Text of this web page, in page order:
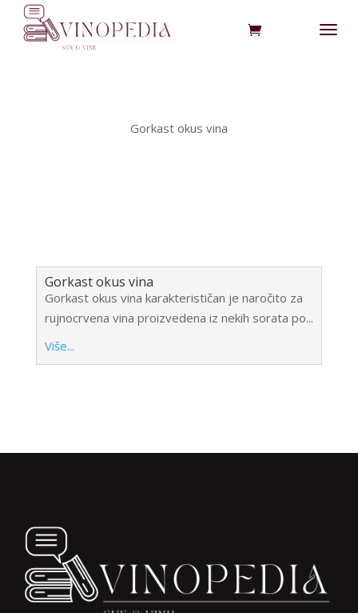
Gorkast okus vina
Gorkast okus vina
Gorkast okus vina karakterističan je naročito za
rujnocrvena vina proizvedena iz nekih sorata po...
Više...